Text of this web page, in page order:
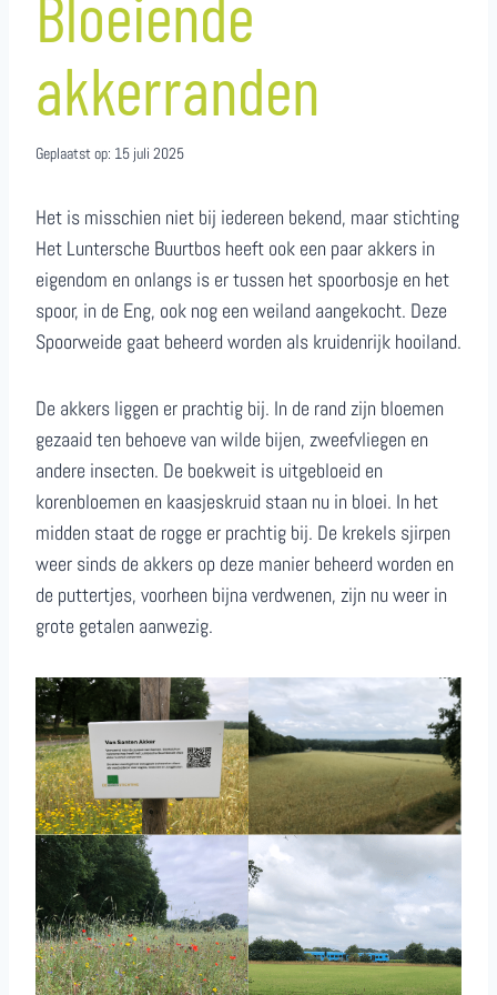
akkerranden
Geplaatst op: 15 juli 2025
Het is misschien niet bij iedereen bekend, maar stichting
Het Luntersche Buurtbos heeft ook een paar akkers in
eigendom en onlangs is er tussen het spoorbosje en het
spoor, in de Eng, ook nog een weiland aangekocht. Deze
Spoorweide gaat beheerd worden als kruidenrijk hooiland.
De akkers liggen er prachtig bij. In de rand zijn bloemen
gezaaid ten behoeve van wilde bijen, zweefvliegen en
andere insecten. De boekweit is uitgebloeid en
korenbloemen en kaasjeskruid staan nu in bloei. In het
midden staat de rogge er prachtig bij. De krekels sjirpen
weer sinds de akkers op deze manier beheerd worden en
de puttertjes, voorheen bijna verdwenen, zijn nu weer in
grote getalen aanwezig.